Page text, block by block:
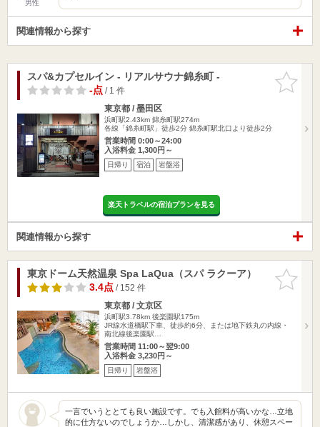
男性
関連情報から探す
お気に入
りに追加
スパ&カプセルイン - リアルサウナ錦糸町 -
-点/ 1 件
東京都 / 墨田区
浜町駅2.43km 錦糸町駅274m
各線「錦糸町駅」徒歩2分 錦糸町駅北口より徒歩2分
営業時間 0:00～24:00
入浴料金 1,300円～
日帰り 宿泊 岩盤浴
楽天トラベルの宿泊プランを見る
関連情報から探す
お気に入
りに追加
東京ドーム天然温泉 Spa LaQua（スパ ラクーア）
3.4点/ 152 件
東京都 / 文京区
浜町駅3.78km 後楽園駅175m
JR線水道橋駅下車、徒歩約6分、または地下鉄丸の内線・
南北線後楽園駅…
営業時間 11:00～翌9:00
入浴料金 3,230円～
日帰り 岩盤浴
一言でいうととても良い施設です。でも入館料が高いかな…立地
的に仕方ないのでしょうか…しかし、清潔感があり、休憩スペー